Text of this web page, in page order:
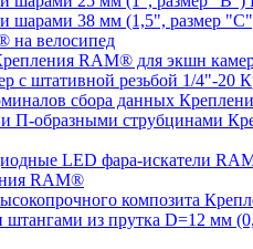
на велосипед
RAM® для экшн
LED фара-искатели
RAM®